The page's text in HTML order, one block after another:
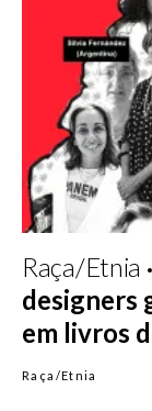
Raça/Etnia
designers
em livros
Raça/Etnia